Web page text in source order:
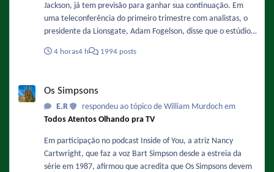
Jackson, já tem previsão para ganhar sua continuação. Em
uma teleconferência do primeiro trimestre com analistas, o
presidente da Lionsgate, Adam Fogelson, disse que o estúdio
início de 2027. Sobre a data ele comentou: "Acredito que o
https://www.omelete.com.br/filmes/michael-2-sequencia-da-
cinebiografia-de-michael-jackson-ganha-previsao-de-estreia-
nos-cinemas-confira
4 horas4 h 1994 posts
Os Simpsons
E.R
respondeu ao tópico de William Murdoch em
Todos Atentos Olhando pra TV
Em participação no podcast Inside of You, a atriz Nancy
Cartwright, que faz a voz Bart Simpson desde a estreia da
série em 1987, afirmou que acredita que Os Simpsons devem